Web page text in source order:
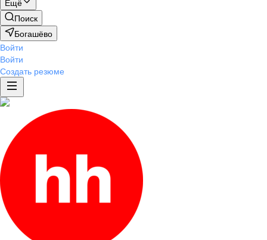
Ещё
Поиск
Богашёво
Войти
Войти
Создать резюме